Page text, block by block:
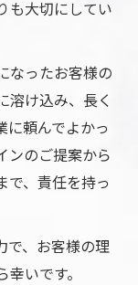
も大切にしてい
なったお客様の
溶け込み、長く
に頼んでよかっ
ンのご提案から
で、責任を持っ
で、お客様の理
いです。